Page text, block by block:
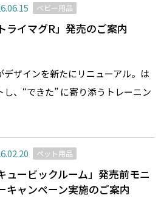
ベビー用品
ライマグR」発売のご案内
デザインを新たにリニューアル。は
し、“できた” に寄り添うトレーニン
ペット用品
ュービックルーム」発売前モニ
キャンペーン実施のご案内